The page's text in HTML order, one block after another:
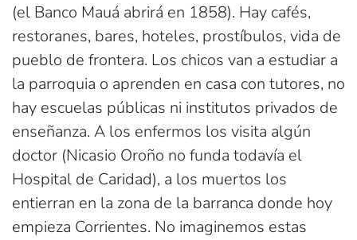
(el Banco Mauá abrirá en 1858). Hay cafés,
restoranes, bares, hoteles, prostíbulos, vida de
pueblo de frontera. Los chicos van a estudiar a
la parroquia o aprenden en casa con tutores, no
hay escuelas públicas ni institutos privados de
enseñanza. A los enfermos los visita algún
doctor (Nicasio Oroño no funda todavía el
Hospital de Caridad), a los muertos los
entierran en la zona de la barranca donde hoy
empieza Corrientes. No imaginemos estas